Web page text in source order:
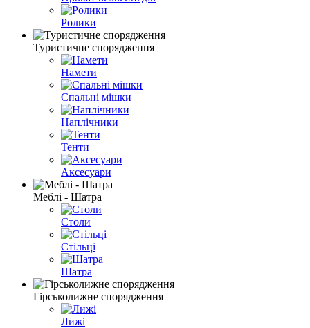
Ролики
Туристичне спорядження
Намети
Спальні мішки
Наплічники
Тенти
Аксесуари
Меблі - Шатра
Столи
Стільці
Шатра
Гірськолижне спорядження
Лижі